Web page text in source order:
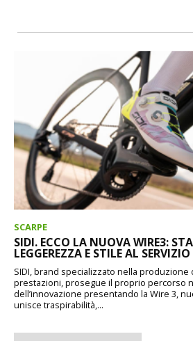
SCARPE
SIDI. ECCO LA NUOVA WIRE3:
LEGGEREZZA E STILE AL SERVIZIO
SIDI, brand specializzato nella produzione
prestazioni, prosegue il proprio percorso
dell’innovazione presentando la Wire 3,
unisce traspirabilità,...